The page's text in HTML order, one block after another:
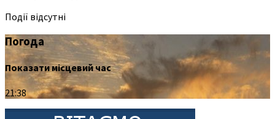
Події відсутні
Погода
Показати місцевий час
21:38